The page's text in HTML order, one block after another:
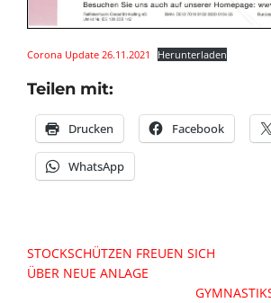
Corona Update 26.11.2021 Herunterladen
Teilen mit:
Drucken Facebook
WhatsApp
Beitragsnavigation
STOCKSCHÜTZEN FREUEN SICH
ÜBER NEUE ANLAGE